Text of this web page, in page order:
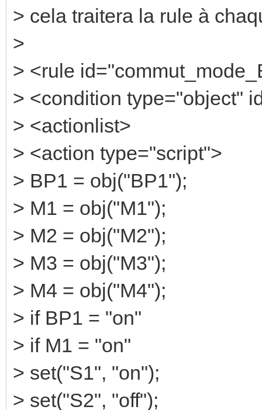
> cela traitera la rule à
>
> <rule
> <condition type="object"
> <actionlist>
> <action type="script">
> BP1 = obj("BP1");
> M1 = obj("M1");
> M2 = obj("M2");
> M3 = obj("M3");
> M4 = obj("M4");
> if BP1 = "on"
> if M1 = "on"
> set("S1", "on");
> set("S2", "off");